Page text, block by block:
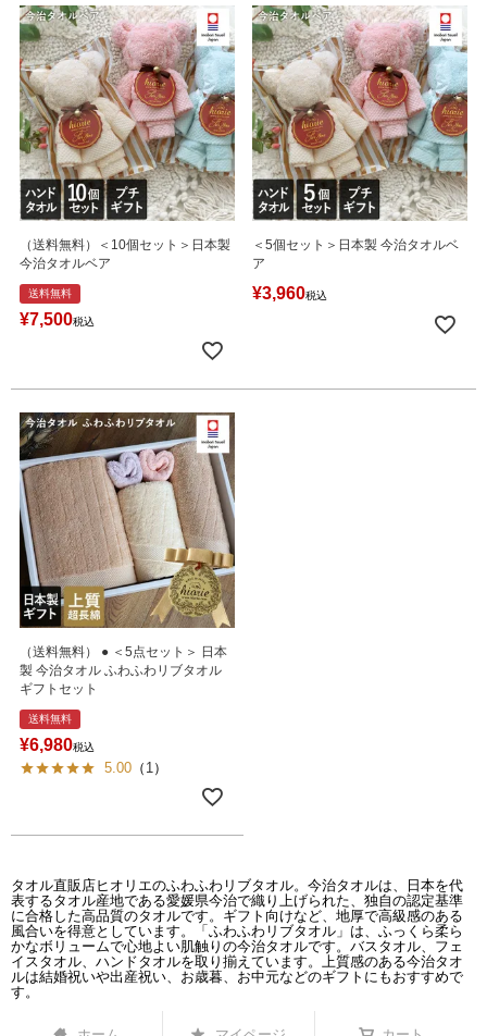
（送料無料）＜10個セット＞日本製
今治タオルベア
送料無料
¥7,500税込
＜5個セット＞日本製 今治タオルベ
ア
¥3,960税込
（送料無料） ● ＜5点セット＞ 日本
製 今治タオル ふわふわリブタオル
ギフトセット
送料無料
¥6,980税込
5.00 （ 1）
タオル直販店ヒオリエのふわふわリブタオル。今治タオルは、日本を代
表するタオル産地である愛媛県今治で織り上げられた、独自の認定基準
に合格した高品質のタオルです。ギフト向けなど、地厚で高級感のある
風合いを得意としています。「ふわふわリブタオル」は、ふっくら柔ら
かなボリュームで心地よい肌触りの今治タオルです。バスタオル、フェ
イスタオル、ハンドタオルを取り揃えています。上質感のある今治タオ
ルは結婚祝いや出産祝い、お歳暮、お中元などのギフトにもおすすめで
す。